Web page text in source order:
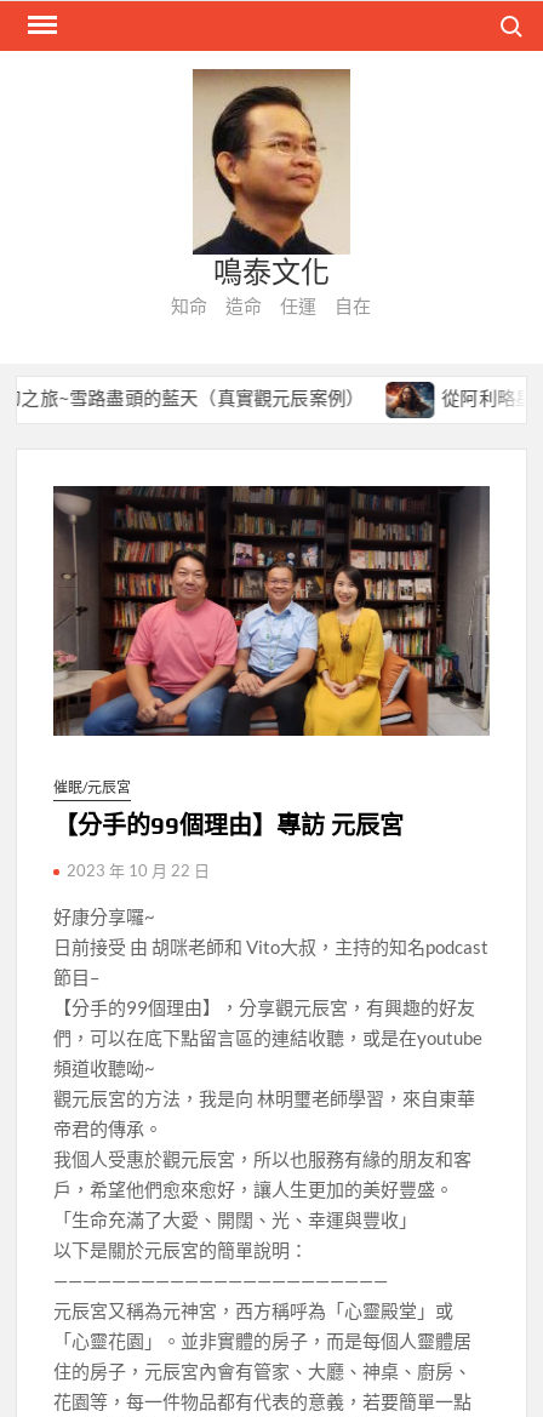
Skip
鳴泰文化
知命 造命 任運 自在
~雪路盡頭的藍天（真實觀元辰案例） 從阿利略星球到
催眠/元辰宮
【分手的99個理由】專訪 元辰宮
2023 年 10 月 22 日
好康分享囉~
日前接受 由 胡咪老師和 Vito大叔，主持的知名podcast
節目–
【分手的99個理由】，分享觀元辰宮，有興趣的好友
們，可以在底下點留言區的連結收聽，或是在youtube
頻道收聽呦~
觀元辰宮的方法，我是向 林明璽老師學習，來自東華
帝君的傳承。
我個人受惠於觀元辰宮，所以也服務有緣的朋友和客
戶，希望他們愈來愈好，讓人生更加的美好豐盛。
「生命充滿了大愛、開闊、光、幸運與豐收」
以下是關於元辰宮的簡單說明：
———————————————————————
元辰宮又稱為元神宮，西方稱呼為「心靈殿堂」或
「心靈花園」。並非實體的房子，而是每個人靈體居
住的房子，元辰宮內會有管家、大廳、神桌、廚房、
花園等，每一件物品都有代表的意義，若要簡單一點